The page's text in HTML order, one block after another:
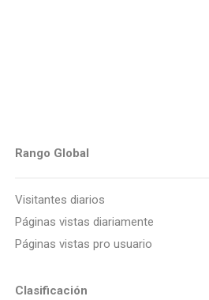
Rango Global
Visitantes diarios
Páginas vistas diariamente
Páginas vistas pro usuario
Clasificación